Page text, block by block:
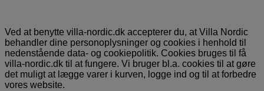
Ved at benytte villa-nordic.dk accepterer du, at Villa Nordic
behandler dine personoplysninger og cookies i henhold til
nedenstående data- og cookiepolitik. Cookies bruges til få
villa-nordic.dk til at fungere. Vi bruger bl.a. cookies til at gøre
det muligt at lægge varer i kurven, logge ind og til at forbedre
vores website.